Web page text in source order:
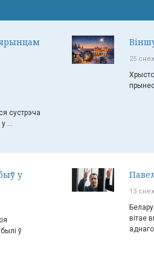
сустрэча
...
25
у
ў
13
вітае